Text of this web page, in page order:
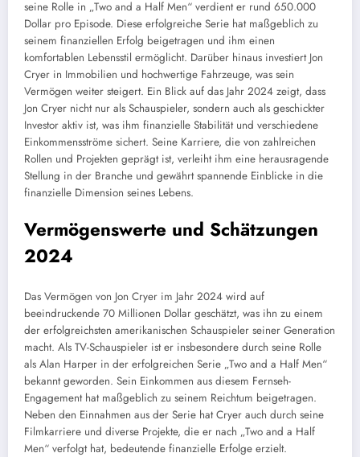
seine Rolle in „Two and a Half Men“ verdient er rund 650.000
Dollar pro Episode. Diese erfolgreiche Serie hat maßgeblich zu
seinem finanziellen Erfolg beigetragen und ihm einen
komfortablen Lebensstil ermöglicht. Darüber hinaus investiert Jon
Cryer in Immobilien und hochwertige Fahrzeuge, was sein
Vermögen weiter steigert. Ein Blick auf das Jahr 2024 zeigt, dass
Jon Cryer nicht nur als Schauspieler, sondern auch als geschickter
Investor aktiv ist, was ihm finanzielle Stabilität und verschiedene
Einkommensströme sichert. Seine Karriere, die von zahlreichen
Rollen und Projekten geprägt ist, verleiht ihm eine herausragende
Stellung in der Branche und gewährt spannende Einblicke in die
finanzielle Dimension seines Lebens.
Vermögenswerte und Schätzungen
2024
Das Vermögen von Jon Cryer im Jahr 2024 wird auf
beeindruckende 70 Millionen Dollar geschätzt, was ihn zu einem
der erfolgreichsten amerikanischen Schauspieler seiner Generation
macht. Als TV-Schauspieler ist er insbesondere durch seine Rolle
als Alan Harper in der erfolgreichen Serie „Two and a Half Men“
bekannt geworden. Sein Einkommen aus diesem Fernseh-
Engagement hat maßgeblich zu seinem Reichtum beigetragen.
Neben den Einnahmen aus der Serie hat Cryer auch durch seine
Filmkarriere und diverse Projekte, die er nach „Two and a Half
Men“ verfolgt hat, bedeutende finanzielle Erfolge erzielt.